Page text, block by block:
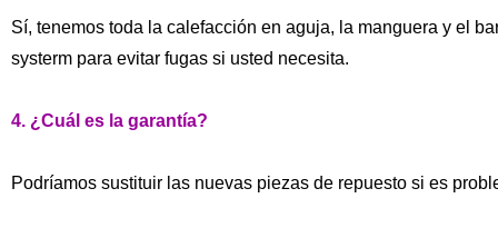
Sí, tenemos toda la calefacción en aguja, la manguera y el
systerm para evitar fugas si usted necesita.
4. ¿Cuál es la garantía?
Podríamos sustituir las nuevas piezas de repuesto si es